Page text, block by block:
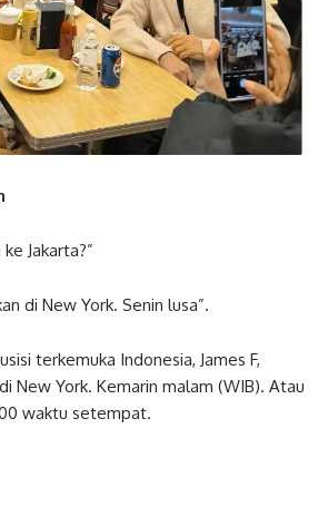
Jakarta?”
di New York. Senin lusa”.
terkemuka Indonesia, James F,
New York. Kemarin malam (WIB). Atau
waktu setempat.